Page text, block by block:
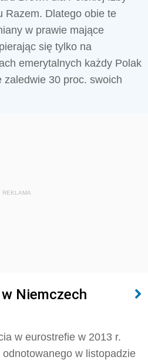
Razem. Dlatego obie te
w prawie mające
się tylko na
emerytalnych każdy Polak
30 proc. swoich
REKLAMA
Niemczech
w eurostrefie w 2013 r.
w listopadzie